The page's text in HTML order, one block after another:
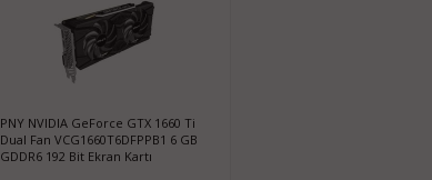
PNY NVIDIA GeForce GTX 1660 Ti
Dual Fan VCG1660T6DFPPB1 6 GB
GDDR6 192 Bit Ekran Kartı